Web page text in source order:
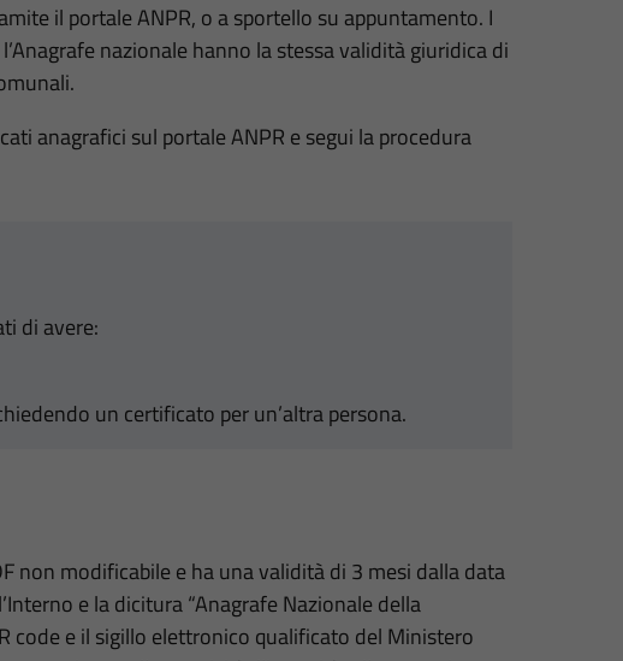
il portale ANPR, o a sportello su appuntamento. I
nazionale hanno la stessa validità giuridica di
anagrafici sul portale ANPR e segui la procedura
di avere:
un certificato per un’altra persona.
non modificabile e ha una validità di 3 mesi dalla data
e la dicitura “Anagrafe Nazionale della
code e il sigillo elettronico qualificato del Ministero